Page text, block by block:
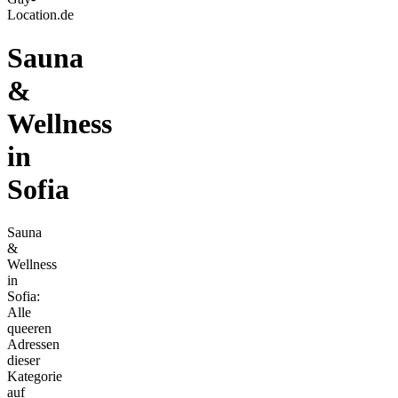
Location.de
Sauna
&
Wellness
in
Sofia
Sauna
&
Wellness
in
Sofia:
Alle
queeren
Adressen
dieser
Kategorie
auf